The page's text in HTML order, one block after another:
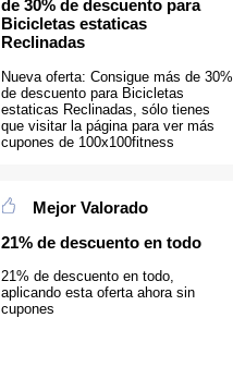
de 30% de descuento para
Bicicletas estaticas
Reclinadas
Nueva oferta: Consigue más de 30%
de descuento para Bicicletas
estaticas Reclinadas, sólo tienes
que visitar la página para ver más
cupones de 100x100fitness
Mejor Valorado
21% de descuento en todo
21% de descuento en todo,
aplicando esta oferta ahora sin
cupones